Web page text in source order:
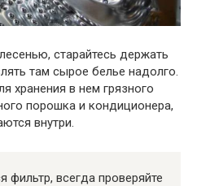
старайтесь держать
там сырое белье надолго.
хранения в нем грязного
порошка и кондиционера,
внутри.
фильтр, всегда проверяйте